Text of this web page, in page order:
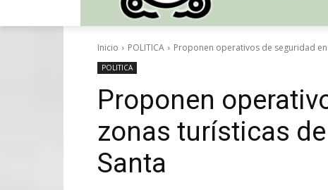
Inicio POLITICA Proponen operativos de seguridad
POLITICA
Proponen
zonas turísticas
Santa